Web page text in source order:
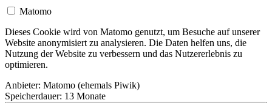
Matomo
Dieses Cookie wird von Matomo genutzt, um Besuche auf unserer
Website anonymisiert zu analysieren. Die Daten helfen uns, die
Nutzung der Website zu verbessern und das Nutzererlebnis zu
optimieren.
Anbieter: Matomo (ehemals Piwik)
Speicherdauer: 13 Monate